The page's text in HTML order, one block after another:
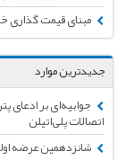
مبنای قیمت گذاری
جدیدترین موارد
جوابیه‌ای بر ادعای
اتصالات پلی‌اتیلن
شانزدهمین عرضه